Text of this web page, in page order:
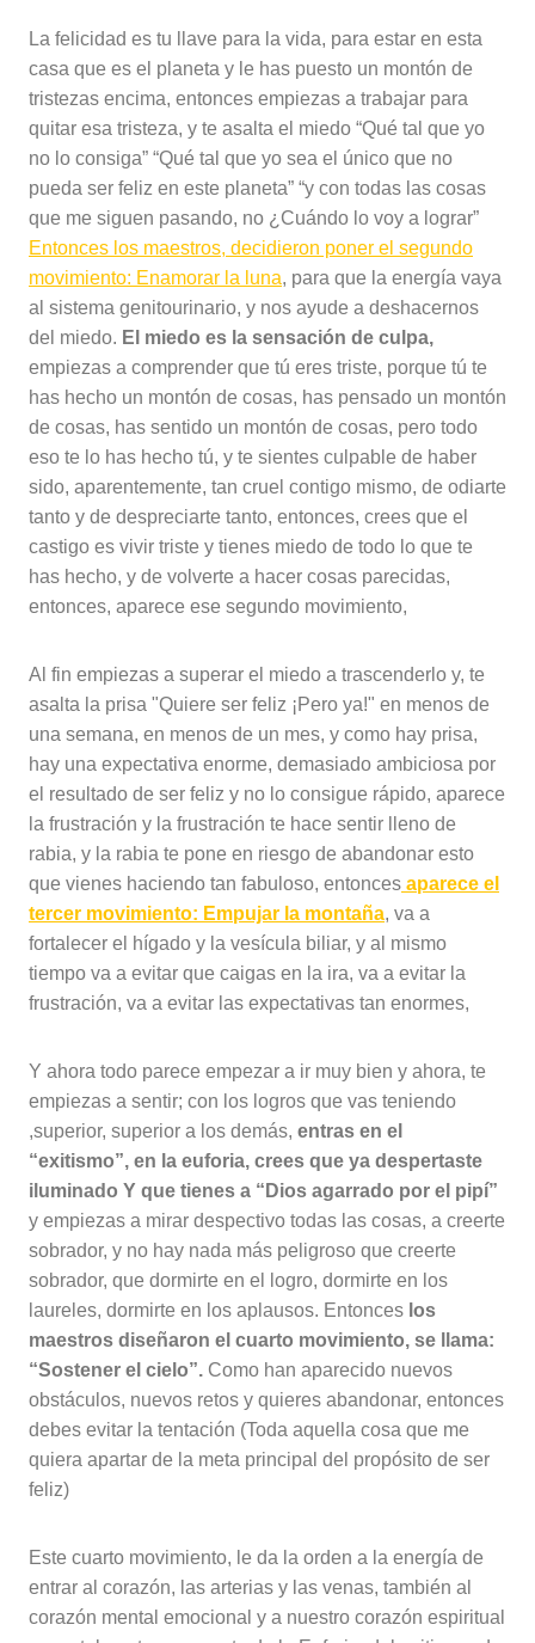
La felicidad es tu llave para la vida, para estar en esta
casa que es el planeta y le has puesto un montón de
tristezas encima, entonces empiezas a trabajar para
quitar esa tristeza, y te asalta el miedo “Qué tal que yo
no lo consiga” “Qué tal que yo sea el único que no
pueda ser feliz en este planeta” “y con todas las cosas
que me siguen pasando, no ¿Cuándo lo voy a lograr”
Entonces los maestros, decidieron poner el segundo
movimiento: Enamorar la luna, para que la energía vaya
al sistema genitourinario, y nos ayude a deshacernos
del miedo. El miedo es la sensación de culpa,
empiezas a comprender que tú eres triste, porque tú te
has hecho un montón de cosas, has pensado un montón
de cosas, has sentido un montón de cosas, pero todo
eso te lo has hecho tú, y te sientes culpable de haber
sido, aparentemente, tan cruel contigo mismo, de odiarte
tanto y de despreciarte tanto, entonces, crees que el
castigo es vivir triste y tienes miedo de todo lo que te
has hecho, y de volverte a hacer cosas parecidas,
entonces, aparece ese segundo movimiento,
Al fin empiezas a superar el miedo a trascenderlo y, te
asalta la prisa "Quiere ser feliz ¡Pero ya!" en menos de
una semana, en menos de un mes, y como hay prisa,
hay una expectativa enorme, demasiado ambiciosa por
el resultado de ser feliz y no lo consigue rápido, aparece
la frustración y la frustración te hace sentir lleno de
rabia, y la rabia te pone en riesgo de abandonar esto
que vienes haciendo tan fabuloso, entonces aparece el
tercer movimiento: Empujar la montaña, va a
fortalecer el hígado y la vesícula biliar, y al mismo
tiempo va a evitar que caigas en la ira, va a evitar la
frustración, va a evitar las expectativas tan enormes,
Y ahora todo parece empezar a ir muy bien y ahora, te
empiezas a sentir; con los logros que vas teniendo
,superior, superior a los demás, entras en el
“exitismo”, en la euforia, crees que ya despertaste
iluminado Y que tienes a “Dios agarrado por el pipí”
y empiezas a mirar despectivo todas las cosas, a creerte
sobrador, y no hay nada más peligroso que creerte
sobrador, que dormirte en el logro, dormirte en los
laureles, dormirte en los aplausos. Entonces los
maestros diseñaron el cuarto movimiento, se llama:
“Sostener el cielo”. Como han aparecido nuevos
obstáculos, nuevos retos y quieres abandonar, entonces
debes evitar la tentación (Toda aquella cosa que me
quiera apartar de la meta principal del propósito de ser
feliz)
Este cuarto movimiento, le da la orden a la energía de
entrar al corazón, las arterias y las venas, también al
corazón mental emocional y a nuestro corazón espiritual